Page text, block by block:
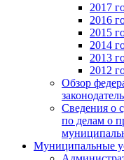
2017
2016
2015
2014
2013
2012
Обзор
Сведения о
по делам о
Муниципальные